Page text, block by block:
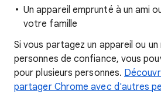
Un appareil emprunté à un ami
votre famille
Si vous partagez un appareil ou
personnes de confiance, vous
pour plusieurs personnes.
partager Chrome avec d'autres